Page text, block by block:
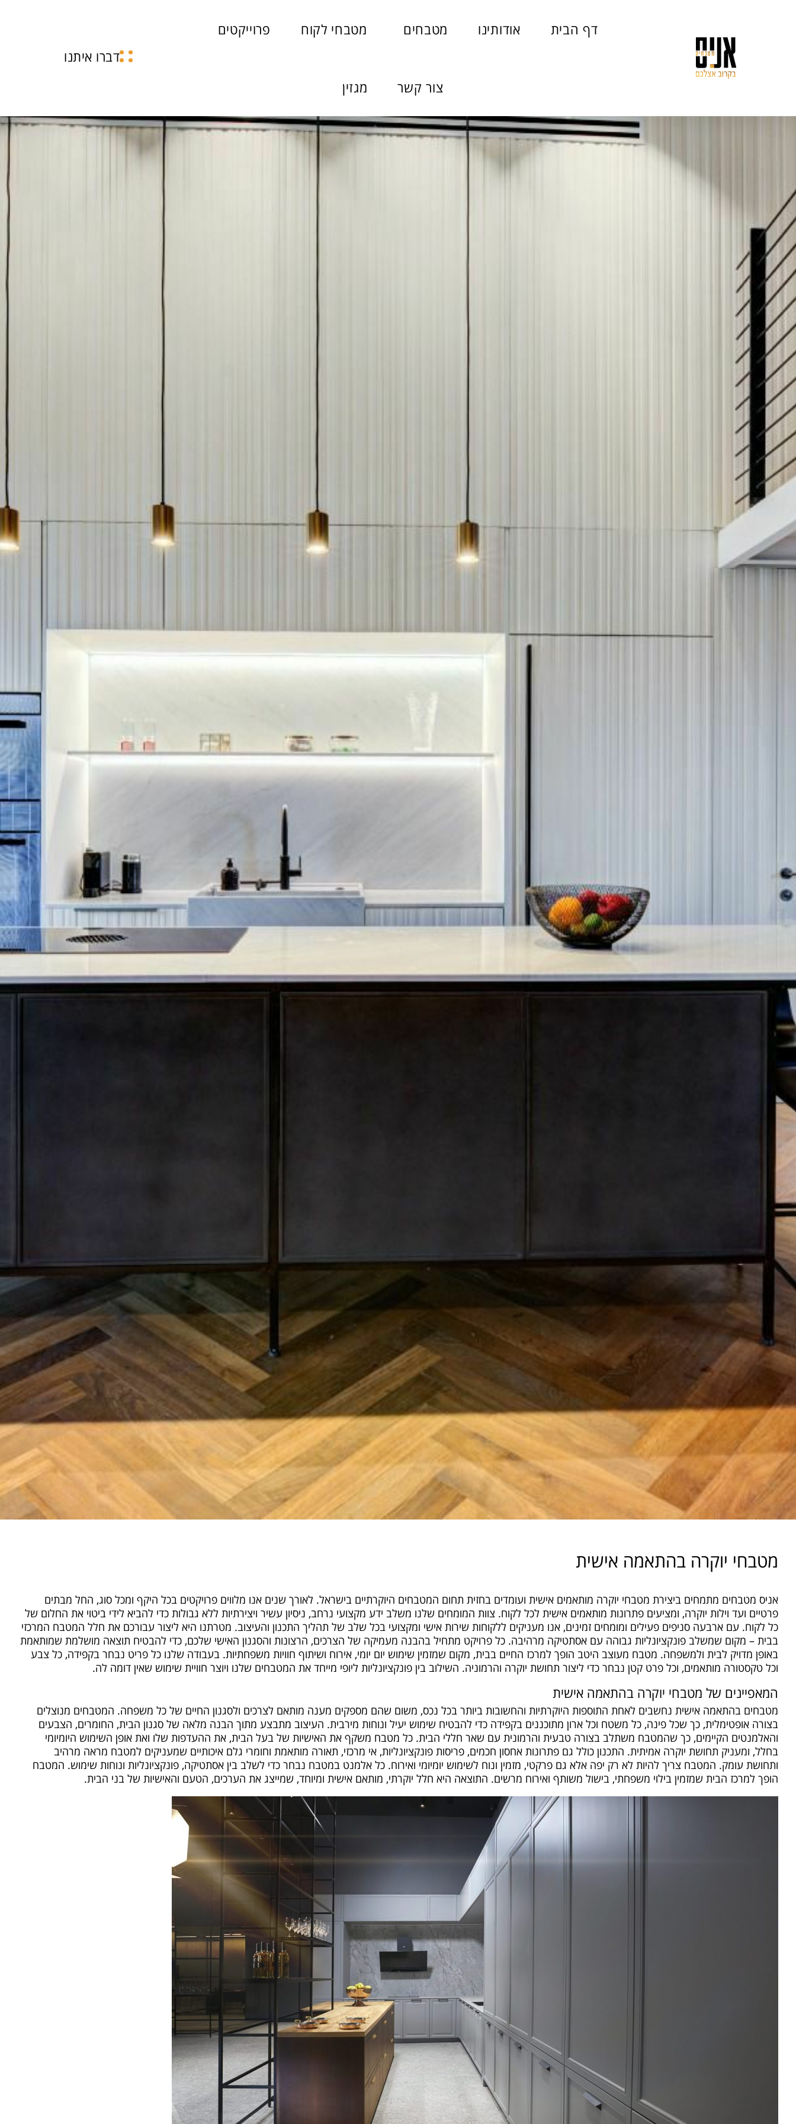
דף הבית אודותינו מטבחים מטבחי לקוח פרוייקטים
צור קשר מגזין
דברו איתנו
מטבחי יוקרה בהתאמה אישית
אניס מטבחים מתמחים ביצירת מטבחי יוקרה מותאמים אישית ועומדים בחזית תחום המטבחים היוקרתיים בישראל. לאורך שנים אנו מלווים פרויקטים בכל היקף ומכל סוג, החל מבתים
פרטיים ועד וילות יוקרה, ומציעים פתרונות מותאמים אישית לכל לקוח. צוות המומחים שלנו משלב ידע מקצועי נרחב, ניסיון עשיר ויצירתיות ללא גבולות כדי להביא לידי ביטוי את החלום של
כל לקוח. עם ארבעה סניפים פעילים ומומחים זמינים, אנו מעניקים ללקוחות שירות אישי ומקצועי בכל שלב של תהליך התכנון והעיצוב. מטרתנו היא ליצור עבורכם את חלל המטבח המרכזי
בבית – מקום שמשלב פונקציונליות גבוהה עם אסתטיקה מרהיבה. כל פרויקט מתחיל בהבנה מעמיקה של הצרכים, הרצונות והסגנון האישי שלכם, כדי להבטיח תוצאה מושלמת שמותאמת
באופן מדויק לבית ולמשפחה. מטבח מעוצב היטב הופך למרכז החיים בבית, מקום שמזמין שימוש יום יומי, אירוח ושיתוף חוויות משפחתיות. בעבודה שלנו כל פריט נבחר בקפידה, כל צבע
וכל טקסטורה מותאמים, וכל פרט קטן נבחר כדי ליצור תחושת יוקרה והרמוניה. השילוב בין פונקציונליות ליופי מייחד את המטבחים שלנו ויוצר חוויית שימוש שאין דומה לה.
המאפיינים של מטבחי יוקרה בהתאמה אישית
מטבחים בהתאמה אישית נחשבים לאחת התוספות היוקרתיות והחשובות ביותר בכל נכס, משום שהם מספקים מענה מותאם לצרכים ולסגנון החיים של כל משפחה. המטבחים מנוצלים
בצורה אופטימלית, כך שכל פינה, כל משטח וכל ארון מתוכננים בקפידה כדי להבטיח שימוש יעיל ונוחות מירבית. העיצוב מתבצע מתוך הבנה מלאה של סגנון הבית, החומרים, הצבעים
והאלמנטים הקיימים, כך שהמטבח משתלב בצורה טבעית והרמונית עם שאר חללי הבית. כל מטבח משקף את האישיות של בעל הבית, את ההעדפות שלו ואת אופן השימוש היומיומי
בחלל, ומעניק תחושת יוקרה אמיתית. התכנון כולל גם פתרונות אחסון חכמים, פריסות פונקציונליות, אי מרכזי, תאורה מותאמת וחומרי גלם איכותיים שמעניקים למטבח מראה מרהיב
ותחושת עומק. המטבח צריך להיות לא רק יפה אלא גם פרקטי, מזמין ונוח לשימוש יומיומי ואירוח. כל אלמנט במטבח נבחר כדי לשלב בין אסתטיקה, פונקציונליות ונוחות שימוש. המטבח
הופך למרכז הבית שמזמין בילוי משפחתי, בישול משותף ואירוח מרשים. התוצאה היא חלל יוקרתי, מותאם אישית ומיוחד, שמייצג את הערכים, הטעם והאישיות של בני הבית.